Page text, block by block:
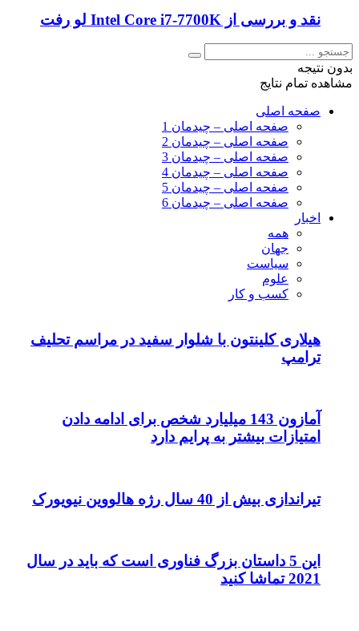
نقد و بررسی از Intel Core i7-7700K لو رفت
بدون نتیجه
مشاهده تمام نتایج
صفحه اصلی
صفحه اصلی – چیدمان 1
صفحه اصلی – چیدمان 2
صفحه اصلی – چیدمان 3
صفحه اصلی – چیدمان 4
صفحه اصلی – چیدمان 5
صفحه اصلی – چیدمان 6
اخبار
همه
جهان
سیاست
علوم
کسب و کار
هیلاری کلینتون با شلوار سفید در مراسم تحلیف
ترامپ
آمازون 143 میلیارد شخص برای ادامه دادن
امتیازات بیشتر به پرایم دارد
تیراندازی بیش از 40 سال رژه هالووین نیویورک
این 5 داستان بزرگ فناوری است که باید در سال
2021 تماشا کنید